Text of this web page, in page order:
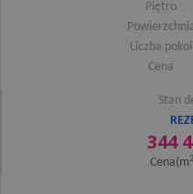
Piętro
Liczba pokoi
Cena
Stan
344
Cena(m2